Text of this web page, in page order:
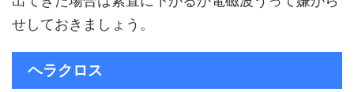
せしておきましょう。
ヘラクロス